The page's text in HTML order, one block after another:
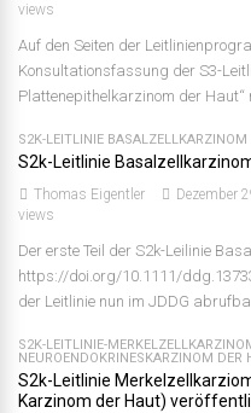
views
Auf den Seiten der
Konsultationsfassung der S3-
Plattenepithelkarzinom der Haut“
S2K-LEITLINIE
S2k-Leitlinie
Thomas Eigentler Dezember
views
Der erste Teil der S2k-Leilinie
https://doi.org/10.1111/
der Leitlinie nun im JDDG
S2K-LEITLINIE-
NEUROENDOKRINESKARZINOM DER
S2k-Leitlinie
Karzinom der Haut)